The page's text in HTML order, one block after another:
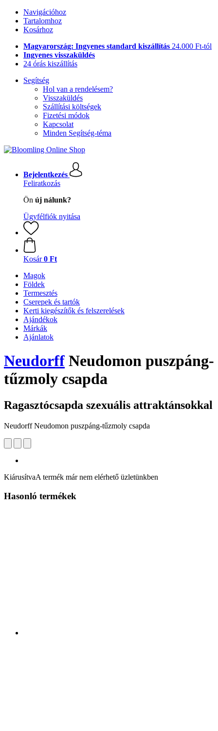
Navigációhoz
Tartalomhoz
Kosárhoz
Magyarország: Ingyenes standard kiszállítás 24.000 Ft-tól
Ingyenes visszaküldés
24 órás kiszállítás
Segítség
Hol van a rendelésem?
Visszaküldés
Szállítási költségek
Fizetési módok
Kapcsolat
Minden Segítség-téma
Bejelentkezés
Feliratkozás
Ön új nálunk?
Ügyfélfiók nyitása
Kosár 0 Ft
Magok
Földek
Termesztés
Cserepek és tartók
Kerti kiegészítők és felszerelések
Ajándékok
Márkák
Ajánlatok
Neudorff Neudomon puszpáng-
tűzmoly csapda
Ragasztócsapda szexuális attraktánsokkal
Neudorff Neudomon puszpáng-tűzmoly csapda
KiárusítvaA termék már nem elérhető üzletünkben
Hasonló termékek